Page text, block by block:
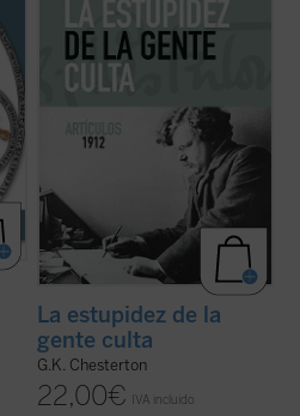
es dispersa sino precisa, rebosante en
ingenio y humor hasta la ...
(ver ficha)
La estupidez de la
gente culta
G.K. Chesterton
22,00€ IVA incluido